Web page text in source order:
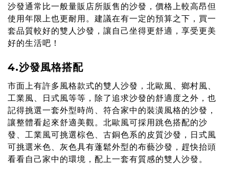
沙發通常比一般量販店所販售的沙發，價格上較高昂但
使用年限上也更耐用。建議在有一定的預算之下，買一
套品質較好的雙人沙發，讓自己坐得更舒適，享受更美
好的生活吧！
4.沙發風格搭配
市面上有許多風格款式的雙人沙發，北歐風、鄉村風、
工業風、日式風等等，除了追求沙發的舒適度之外，也
記得挑選一套外型時尚、符合家中的裝潢風格的沙發，
讓整體看起來舒適美觀。北歐風可採用跳色搭配的沙
發、工業風可挑選棕色、古銅色系的皮質沙發，日式風
可挑選米色、灰色具有蓬鬆外型的布藝沙發，趕快抬頭
看看自己家中的環境，配上一套有質感的雙人沙發。